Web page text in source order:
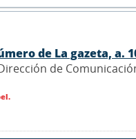
de La gazeta, a.
de